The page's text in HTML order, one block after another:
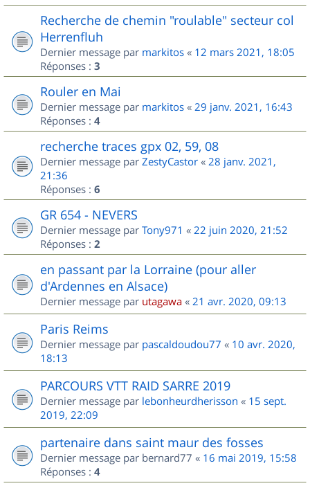
Recherche de chemin "roulable" secteur col
Herrenfluh
Dernier message par markitos « 12 mars 2021, 18:05
Réponses : 3
Rouler en Mai
Dernier message par markitos « 29 janv. 2021, 16:43
Réponses : 4
recherche traces gpx 02, 59, 08
Dernier message par ZestyCastor « 28 janv. 2021,
21:36
Réponses : 6
GR 654 - NEVERS
Dernier message par Tony971 « 22 juin 2020, 21:52
Réponses : 2
en passant par la Lorraine (pour aller
d'Ardennes en Alsace)
Dernier message par utagawa « 21 avr. 2020, 09:13
Paris Reims
Dernier message par pascaldoudou77 « 10 avr. 2020,
18:13
PARCOURS VTT RAID SARRE 2019
Dernier message par lebonheurdherisson « 15 sept.
2019, 22:09
partenaire dans saint maur des fosses
Dernier message par bernard77 « 16 mai 2019, 15:58
Réponses : 4